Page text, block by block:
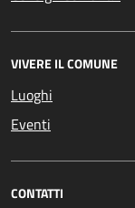
VIVERE IL COMUNE
Luoghi
Eventi
CONTATTI